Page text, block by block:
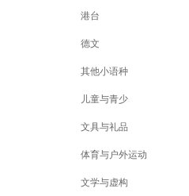
港台
德文
其他小语种
儿童与青少
文具与礼品
体育与户外运动
文学与虚构